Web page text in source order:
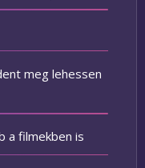
meg lehessen
a filmekben is